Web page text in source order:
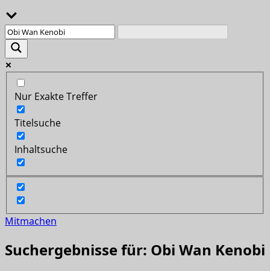
Nur Exakte Treffer
Titelsuche
Inhaltsuche
Mitmachen
Suchergebnisse für: Obi Wan Kenobi